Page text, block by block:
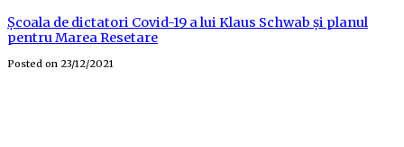
Școala de dictatori Covid-19 a lui Klaus Schwab și planul
pentru Marea Resetare
Posted on 23/12/2021